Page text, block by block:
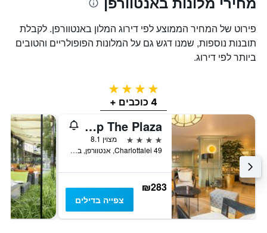
פירוט של המחיר הממוצע לפי דירוג המלון באנטוורפן. לקבלת
תובנות נוספות, שמנו דגש גם על המלונות הפופולריים והטובים
ביותר לפי דירוג.
4 כוכבים
4 כוכבים +
Leonardo Hotel Antwerp The Plaza
4 כוכבים
מצוין 8.1
Charlottalei 49, אנטוורפן, בלגיה
₪283
צפייה בדילים